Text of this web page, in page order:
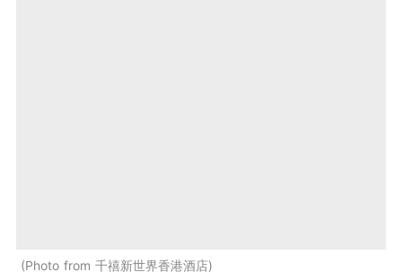
Photo from 千禧新世界香港酒店